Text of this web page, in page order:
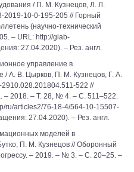
/ П. М. Кузнецов, Л. Л.
2019-10-0-195-205 // Горный
(научно-технический
– URL: http://giab-
27.04.2020). – Рез. англ.
управление в
/ А. В. Цырков, П. М. Кузнецов, Г. А.
522 //
– 2018. – Т. 28, № 4. – С. 511–522.
ru/articles2/76-18-4/564-10-15507-
27.04.2020). – Рез. англ.
моделей в
П. М. Кузнецов // Оборонный
– 2019. – № 3. – С. 20–25. –